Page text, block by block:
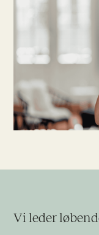
Vi leder